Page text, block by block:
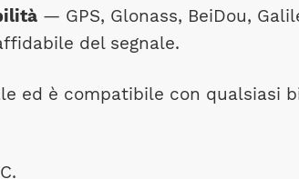
— GPS, Glonass, BeiDou,
del segnale.
ed è compatibile con qualsiasi